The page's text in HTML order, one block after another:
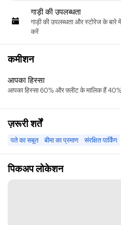
गाड़ी की उपलब्धता
गाड़ी की उपलब्धता और स्‍टोरेज के बारे
करें
कमीशन
आपका हिस्सा
आपका हिस्सा 60% और फ़्लीट के मालिक हैं
ज़रूरी शर्तें
पते का सबूत बीमा का प्रमाण संरक्षित पार्किंग
पिकअप लोकेशन